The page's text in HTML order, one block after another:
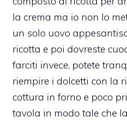
la crema ma io non lo
un solo uovo
ricotta e poi dovreste
farciti invece, potete
riempire i dolcetti con la
cottura in forno e poco
tavola in modo tale che